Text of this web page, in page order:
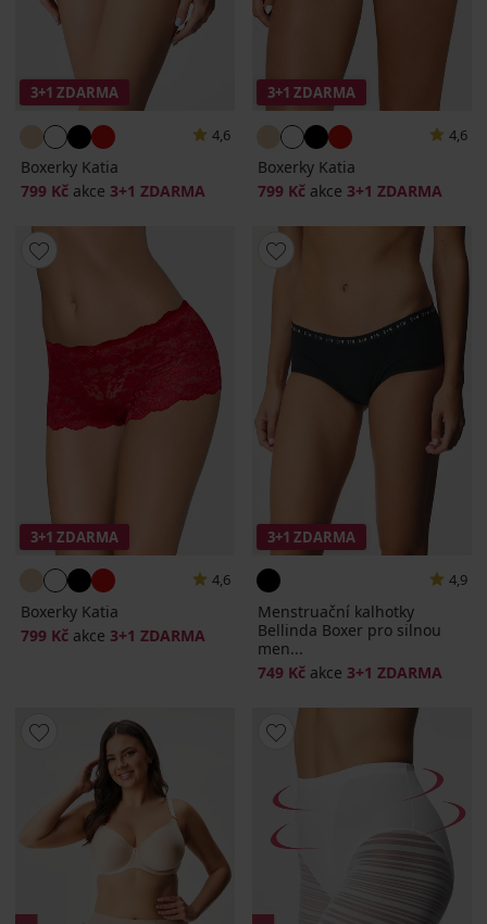
3+1 ZDARMA
4,6
Boxerky Katia
799 Kč akce 3+1 ZDARMA
3+1 ZDARMA
4,6
Boxerky Katia
799 Kč akce 3+1 ZDARMA
3+1 ZDARMA
4,6
Boxerky Katia
799 Kč akce 3+1 ZDARMA
3+1 ZDARMA
4,9
Menstruační kalhotky
Bellinda Boxer pro silnou
men...
749 Kč akce 3+1 ZDARMA